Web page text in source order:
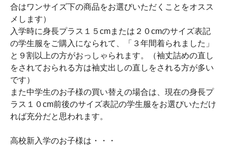
合はワンサイズ下の商品をお選びいただくことをオスス
メします）
入学時に身長プラス１５cmまたは２０cmのサイズ表記
の学生服をご購入になられて、「３年間着られました」
と９割以上の方がおっしゃられます。（袖丈詰めの直し
をされておられる方は袖丈出しの直しをされる方が多い
です）
また中学生のお子様の買い替えの場合は、現在の身長プ
ラス１０cm前後のサイズ表記の学生服をお選びいただけ
れば充分だと思われます。
高校新入学のお子様は・・・